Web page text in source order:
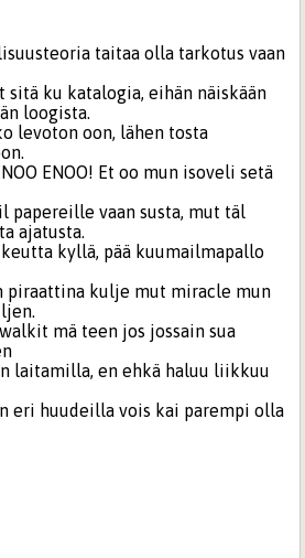
taitaa olla tarkotus vaan
ku katalogia, eihän näiskään
loogista.
levoton oon, lähen tosta
ENOO! Et oo mun isoveli setä
papereille vaan susta, mut täl
ajatusta.
kyllä, pää kuumailmapallo
piraattina kulje mut miracle mun
mä teen jos jossain sua
laitamilla, en ehkä haluu liikkuu
eri huudeilla vois kai parempi olla